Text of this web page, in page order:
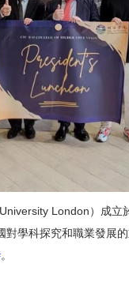
London）成立
學科探究和職業發展
。